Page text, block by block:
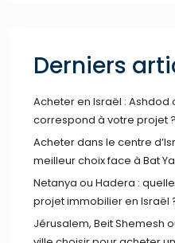
Derniers
Acheter en Israël : Ashdod
correspond à votre projet ?
Acheter dans le centre
meilleur choix face à Bat
Netanya ou Hadera :
projet immobilier en Israël
Jérusalem, Beit Shemesh